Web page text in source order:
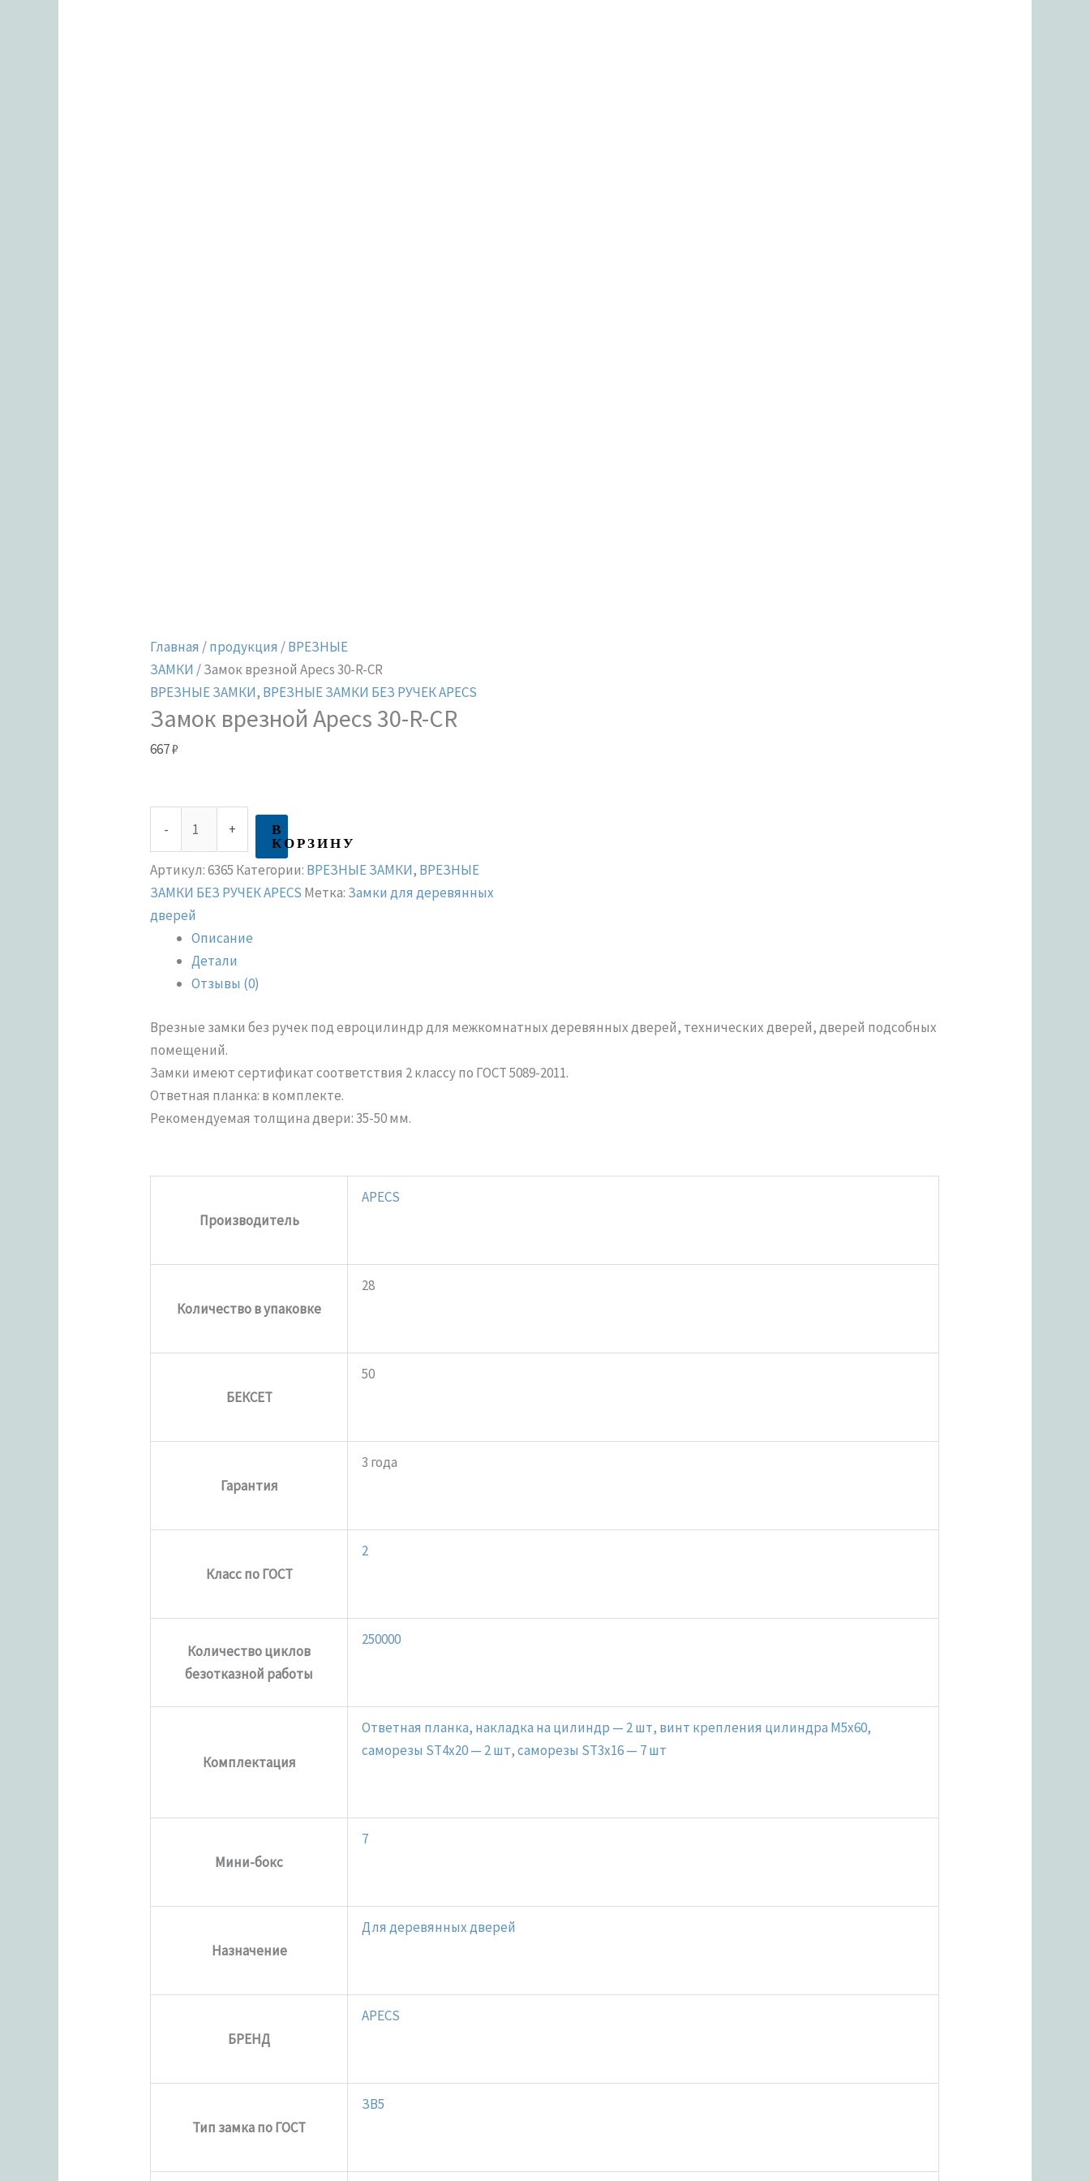
Главная /продукция /ВРЕЗНЫЕ
ЗАМКИ / Замок врезной Apecs 30-R-CR
ВРЕЗНЫЕ ЗАМКИ, ВРЕЗНЫЕ ЗАМКИ БЕЗ РУЧЕК APECS
Замок врезной Apecs 30-R-CR
667₽
- + В
КОРЗИНУ
Артикул:6365 Категории: ВРЕЗНЫЕ ЗАМКИ, ВРЕЗНЫЕ
ЗАМКИ БЕЗ РУЧЕК APECS Метка: Замки для деревянных
дверей
Описание
Детали
Отзывы (0)
Врезные замки без ручек под евроцилиндр для межкомнатных деревянных дверей, технических дверей, дверей подсобных
помещений.
Замки имеют сертификат соответствия 2 классу по ГОСТ 5089-2011.
Ответная планка: в комплекте.
Рекомендуемая толщина двери: 35-50 мм.
Производитель
APECS
Количество в упаковке
28
БЕКСЕТ
50
Гарантия
3 года
Класс по ГОСТ
2
Количество циклов
безотказной работы
250000
Комплектация
Ответная планка, накладка на цилиндр — 2 шт, винт крепления цилиндра M5x60,
саморезы ST4x20 — 2 шт, саморезы ST3x16 — 7 шт
Мини-бокс
7
Назначение
Для деревянных дверей
БРЕНД
APECS
Тип замка по ГОСТ
ЗВ5